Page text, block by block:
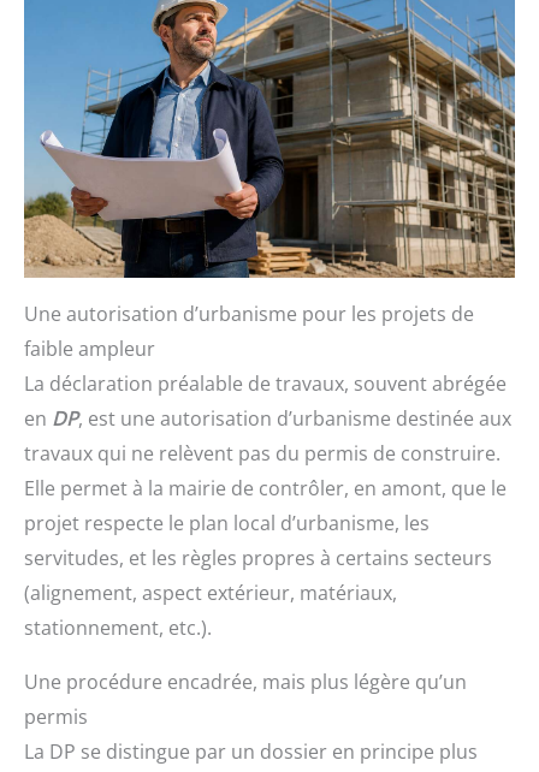
Une autorisation d’urbanisme pour les projets de
faible ampleur
La déclaration préalable de travaux, souvent abrégée
en DP, est une autorisation d’urbanisme destinée aux
travaux qui ne relèvent pas du permis de construire.
Elle permet à la mairie de contrôler, en amont, que le
projet respecte le plan local d’urbanisme, les
servitudes, et les règles propres à certains secteurs
(alignement, aspect extérieur, matériaux,
stationnement, etc.).
Une procédure encadrée, mais plus légère qu’un
permis
La DP se distingue par un dossier en principe plus